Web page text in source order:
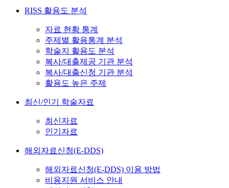
RISS 활용도 분석
자료 현황 통계
주제별 활용통계 분석
학술지 활용도 분석
복사/대출제공 기관 분석
복사/대출신청 기관 분석
활용도 높은 주제
최신/인기 학술자료
최신자료
인기자료
해외자료신청(E-DDS)
해외자료신청(E-DDS) 이용 방법
비용지원 서비스 안내